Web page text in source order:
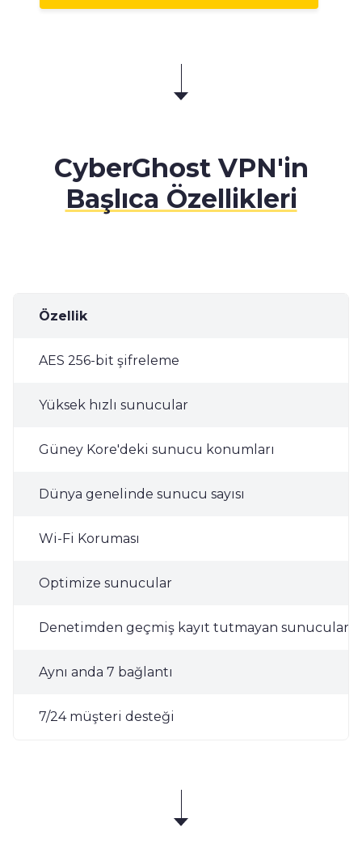
CyberGhost VPN'in
Başlıca Özellikleri
Özellik
AES 256-bit şifreleme
Yüksek hızlı sunucular
Güney Kore'deki sunucu konumları
Dünya genelinde sunucu sayısı
Wi-Fi Koruması
Optimize sunucular
Denetimden geçmiş kayıt tutmayan sunucular
Aynı anda 7 bağlantı
7/24 müşteri desteği